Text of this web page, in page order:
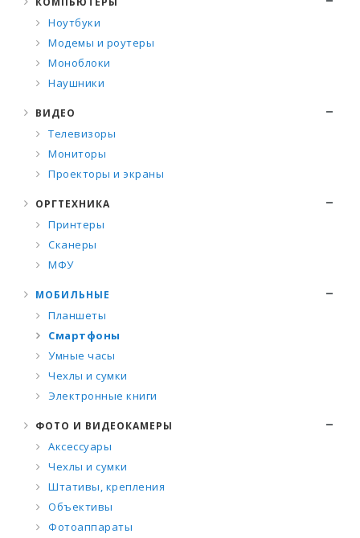
Ноутбуки
Модемы и роутеры
Моноблоки
Наушники
ВИДЕО
Телевизоры
Мониторы
Проекторы и экраны
ОРГТЕХНИКА
Принтеры
Сканеры
МФУ
МОБИЛЬНЫЕ
Планшеты
Смартфоны
Умные часы
Чехлы и сумки
Электронные книги
ФОТО И ВИДЕОКАМЕРЫ
Аксессуары
Чехлы и сумки
Штативы, крепления
Объективы
Фотоаппараты